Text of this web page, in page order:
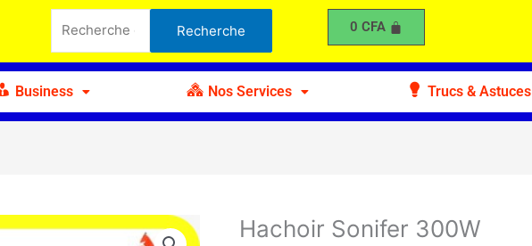
pour :
Recherche 0 CFA
Business Nos Services Trucs & Astuces
Hachoir Sonifer 300W
quantité